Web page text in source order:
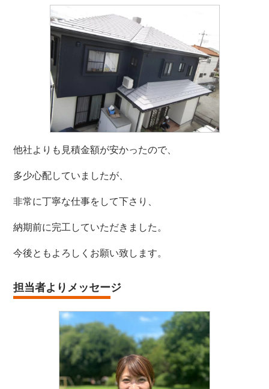
他社よりも見積金額が安かったので、
多少心配していましたが、
非常に丁寧な仕事をして下さり、
納期前に完工していただきました。
今後ともよろしくお願い致します。
担当者よりメッセージ